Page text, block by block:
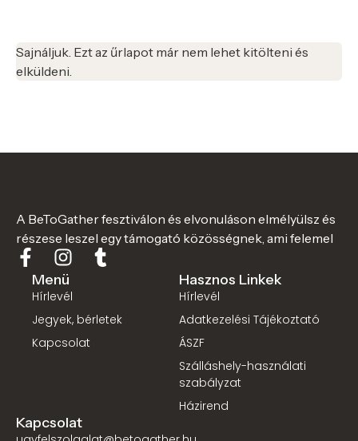
Sajnáljuk. Ezt az űrlapot már nem lehet kitölteni és
elküldeni.
A BeToGather fesztiválon és elvonuláson elmélyülsz és
részese leszel egy támogató közösségnek, ami felemel
Menü
Hírlevél
Jegyek, bérletek
Kapcsolat
Hasznos Linkek
Hírlevél
Adatkezelési Tájékoztató
ÁSZF
Szálláshely-használati
szabályzat
Házirend
Kapcsolat